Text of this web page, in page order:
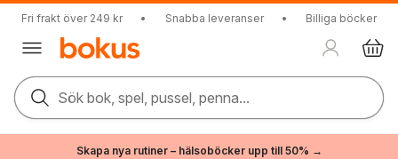
Fri frakt över 249 kr • Snabba leveranser • Billiga böcker
Sök bok, spel, pussel, penna...
Skapa nya rutiner – hälsoböcker upp till 50% →